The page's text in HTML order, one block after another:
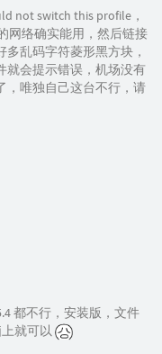
not switch this profile，
网络确实能用，然后链接
乱码字符菱形黑方块，
就会提示错误，机场没有
，唯独自己这台不行，请
都不行，安装版，文件
就可以